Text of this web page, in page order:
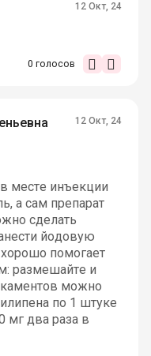
12 Окт, 24
0 голосов
12 Окт, 24
месте инъекции
а сам препарат
сделать
йодовую
помогает
размешайте и
можно
по 1 штуке
мг два раза в